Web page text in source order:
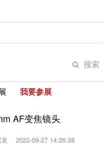
搜索
我要参展
AF变焦镜头
龙 2022-09-27 14:26:38